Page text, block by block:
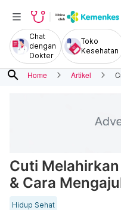
Chat
dengan
Dokter
Toko
Kesehatan
search Home Artikel
Cuti Melahirkan
& Cara
Hidup Sehat